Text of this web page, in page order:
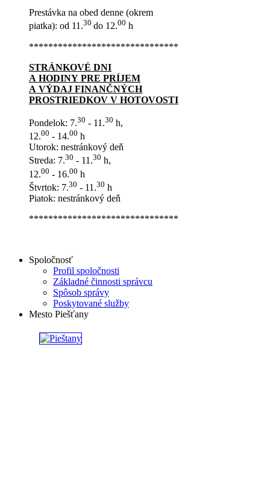
Prestávka na obed denne (okrem
piatka): od 11.30 do 12.00 h
*******************************
STRÁNKOVÉ DNI
A HODINY PRE PRÍJEM
A VÝDAJ FINANČNÝCH
PROSTRIEDKOV V HOTOVOSTI
Pondelok: 7.30 - 11.30 h,
12.00 - 14.00 h
Utorok: nestránkový deň
Streda: 7.30 - 11.30 h,
12.00 - 16.00 h
Štvrtok: 7.30 - 11.30 h
Piatok: nestránkový deň
*******************************
Spoločnosť
Profil spoločnosti
Základné činnosti správcu
Spôsob správy
Poskytované služby
Mesto Piešťany